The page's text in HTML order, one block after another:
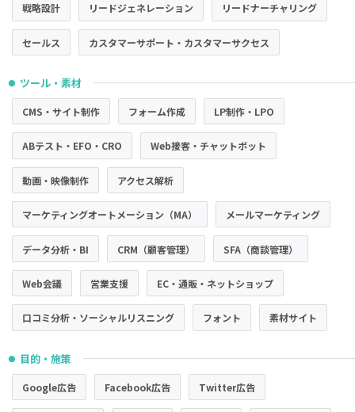
戦略設計 リードジェネレーション リードナーチャリング
セールス カスタマーサポート・カスタマーサクセス
● ツール・素材
CMS・サイト制作 フォーム作成 LP制作・LPO
ABテスト・EFO・CRO Web接客・チャットボット
動画・映像制作 アクセス解析
マーケティングオートメーション（MA） メールマーケティング
データ分析・BI CRM（顧客管理） SFA（商談管理）
Web会議 営業支援 EC・通販・ネットショップ
口コミ分析・ソーシャルリスニング フォント 素材サイト
● 目的・施策
Google広告 Facebook広告 Twitter広告